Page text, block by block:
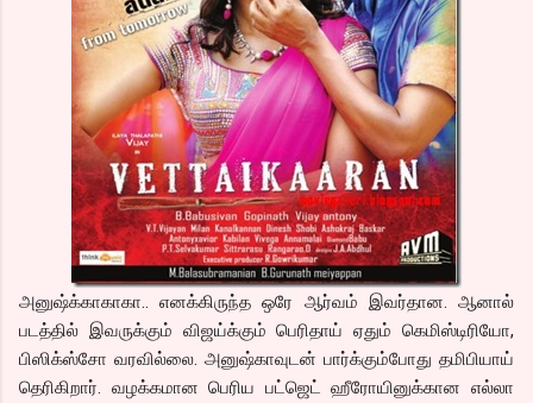
அனுஷ்க்காகாகா.. எனக்கிருந்த ஒரே ஆர்வம் இவர்தான. ஆனால்
படத்தில் இவருக்கும் விஜய்க்கும் பெரிதாய் ஏதும் கெமிஸ்டிரியோ,
பிஸிக்ஸ்சோ வரவில்லை. அனுஷ்காவுடன் பார்க்கும்போது தமிபியாய்
தெரிகிறார். வழக்கமான பெரிய பட்ஜெட் ஹீரோயினுக்கான எல்லா